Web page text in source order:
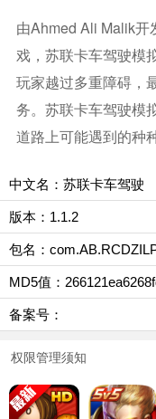
由Ahmed Ali Malik
戏，苏联卡车驾驶模
玩家越过多重障碍，
务。苏联卡车驾驶模
道路上可能遇到的种
中文名：苏联卡车驾驶
版本：1.1.2
包名：
MD5值：
备案号：
权限管理须知